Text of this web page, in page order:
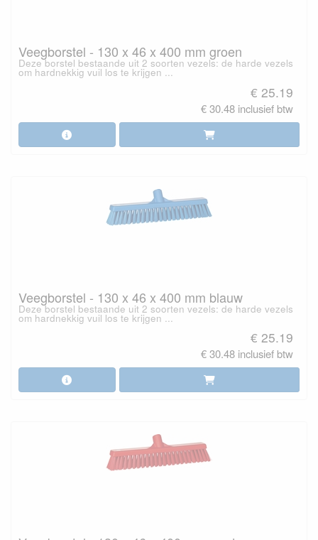
Veegborstel - 130 x 46 x 400 mm groen
Deze borstel bestaande uit 2 soorten vezels: de harde vezels
om hardnekkig vuil los te krijgen ...
€ 25.19
€ 30.48 inclusief btw
Veegborstel - 130 x 46 x 400 mm blauw
Deze borstel bestaande uit 2 soorten vezels: de harde vezels
om hardnekkig vuil los te krijgen ...
€ 25.19
€ 30.48 inclusief btw